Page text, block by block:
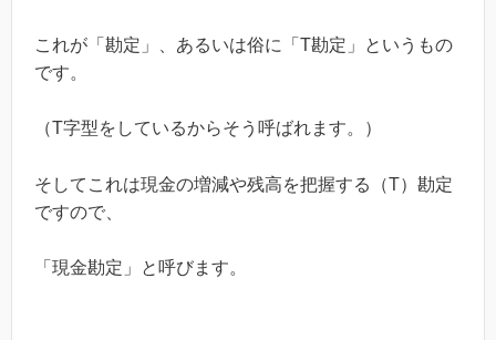
これが「勘定」、あるいは俗に「T勘定」というもの
です。
（T字型をしているからそう呼ばれます。）
そしてこれは現金の増減や残高を把握する（T）勘定
ですので、
「現金勘定」と呼びます。